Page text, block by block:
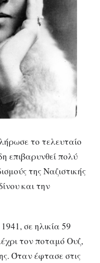
το τελευταίο
επιβαρυνθεί πολύ
της Ναζιστικής
και την
σε ηλικία 59
τον ποταμό Ουζ,
Όταν έφτασε στις